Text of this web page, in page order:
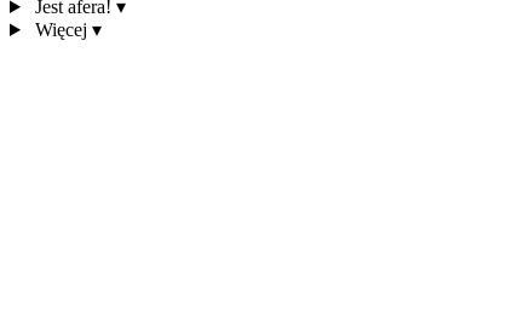
Jest afera! ▾
Więcej ▾